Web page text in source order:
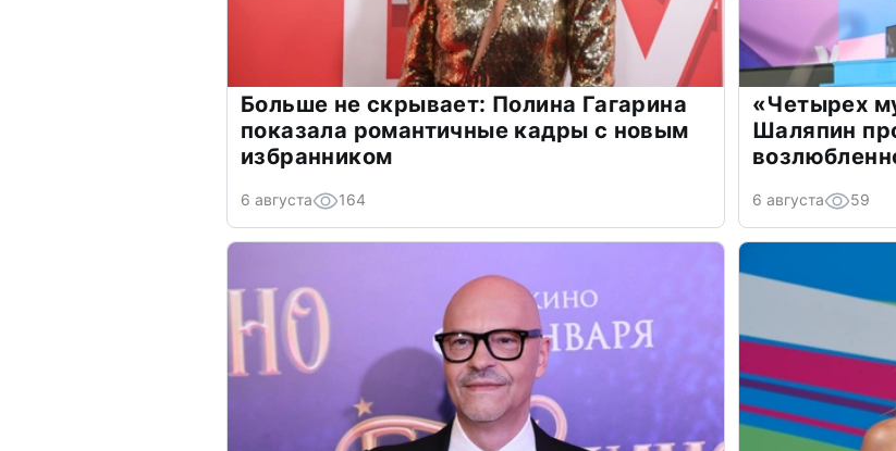
Больше не скрывает: Полина Гагарина
показала романтичные кадры с новым
избранником
6 августа 164
«Четырех
Шаляпин
6 августа 59